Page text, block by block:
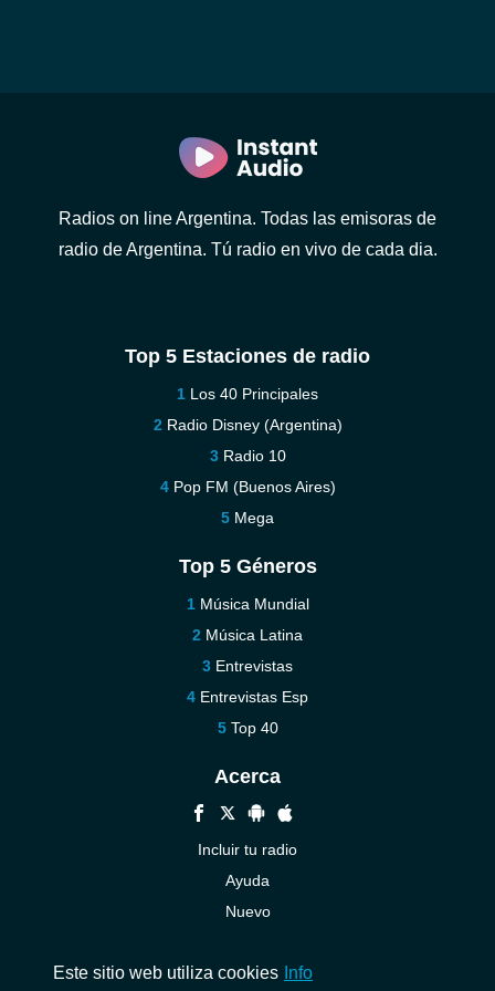
Radios on line Argentina. Todas las emisoras de
radio de Argentina. Tú radio en vivo de cada dia.
Top 5 Estaciones de radio
Los 40 Principales
Radio Disney (Argentina)
Radio 10
Pop FM (Buenos Aires)
Mega
Top 5 Géneros
Música Mundial
Música Latina
Entrevistas
Entrevistas Esp
Top 40
Acerca
Incluir tu radio
Ayuda
Nuevo
Este sitio web utiliza cookies Info